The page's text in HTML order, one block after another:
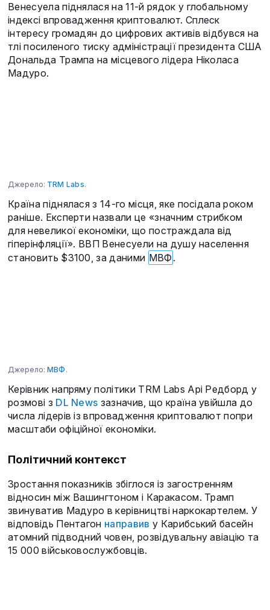
Венесуела піднялася на 11-й рядок у глобальному
індексі впровадження криптовалют. Сплеск
інтересу громадян до цифрових активів відбувся на
тлі посиленого тиску адміністрації президента США
Дональда Трампа на місцевого лідера Ніколаса
Мадуро.
Джерело: TRM Labs.
Країна піднялася з 14-го місця, яке посідала роком
раніше. Експерти назвали це «значним стрибком
для невеликої економіки, що постраждала від
гіперінфляції». ВВП Венесуели на душу населення
становить $3100, за даними МВФ .
Джерело: МВФ .
Керівник напряму політики TRM Labs Арі Редборд у
розмові з DL News зазначив, що країна увійшла до
числа лідерів із впровадження криптовалют попри
масштаби офіційної економіки.
Політичний контекст
Зростання показників збіглося із загостренням
відносин між Вашингтоном і Каракасом. Трамп
звинуватив Мадуро в керівництві наркокартелем. У
відповідь Пентагон направив у Карибський басейн
атомний підводний човен, розвідувальну авіацію та
15 000 військовослужбовців.